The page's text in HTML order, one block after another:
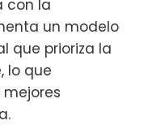
con la
un modelo
que prioriza la
lo que